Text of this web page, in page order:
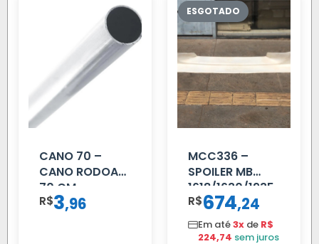
CANO 70 –
CANO RODOAR
70 CM
R$3,96
MCC336 –
SPOILER MB
1618/1630/1935
04 FAR
C/BIGOD
R$674,24
Em até3x de R$
224,74 sem juros